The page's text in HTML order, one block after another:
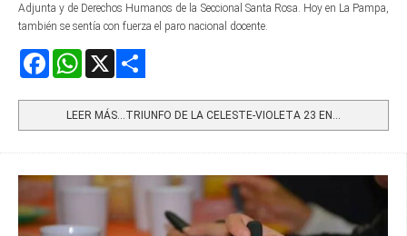
Adjunta y de Derechos Humanos de la Seccional Santa Rosa. Hoy en La Pampa,
también se sentía con fuerza el paro nacional docente.
FacebookWhatsApp
LEER MÁS…TRIUNFO DE LA CELESTE-VIOLETA 23 EN...